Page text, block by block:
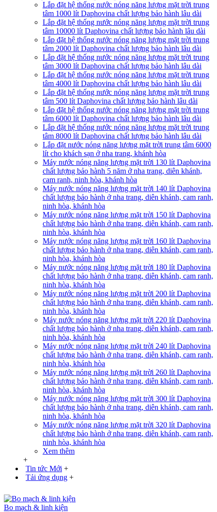
Lắp đặt hệ thống nước nóng năng lượng mặt trời trung
tâm 1000 lít Daphovina chất lượng bảo hành lâu dài
Lắp đặt hệ thống nước nóng năng lượng mặt trời trung
tâm 10000 lít Daphovina chất lượng bảo hành lâu dài
Lắp đặt hệ thống nước nóng năng lượng mặt trời trung
tâm 2000 lít Daphovina chất lượng bảo hành lâu dài
Lắp đặt hệ thống nước nóng năng lượng mặt trời trung
tâm 3000 lít Daphovina chất lượng bảo hành lâu dài
Lắp đặt hệ thống nước nóng năng lượng mặt trời trung
tâm 4000 lít Daphovina chất lượng bảo hành lâu dài
Lắp đặt hệ thống nước nóng năng lượng mặt trời trung
tâm 500 lít Daphovina chất lượng bảo hành lâu dài
Lắp đặt hệ thống nước nóng năng lượng mặt trời trung
tâm 6000 lít Daphovina chất lượng bảo hành lâu dài
Lắp đặt hệ thống nước nóng năng lượng mặt trời trung
tâm 8000 lít Daphovina chất lượng bảo hành lâu dài
Lắp đặt nước nóng năng lượng mặt trời trung tâm 6000
lít cho khách sạn ở nha trang, khánh hòa
Máy nước nóng năng lượng mặt trời 130 lít Daphovina
chất lượng bảo hành 5 năm ở nha trang, diên khánh,
cam ranh, ninh hòa, khánh hòa
Máy nước nóng năng lượng mặt trời 140 lít Daphovina
chất lượng bảo hành ở nha trang, diên khánh, cam ranh,
ninh hòa, khánh hòa
Máy nước nóng năng lượng mặt trời 150 lít Daphovina
chất lượng bảo hành ở nha trang, diên khánh, cam ranh,
ninh hòa, khánh hòa
Máy nước nóng năng lượng mặt trời 160 lít Daphovina
chất lượng bảo hành ở nha trang, diên khánh, cam ranh,
ninh hòa, khánh hòa
Máy nước nóng năng lượng mặt trời 180 lít Daphovina
chất lượng bảo hành ở nha trang, diên khánh, cam ranh,
ninh hòa, khánh hòa
Máy nước nóng năng lượng mặt trời 200 lít Daphovina
chất lượng bảo hành ở nha trang, diên khánh, cam ranh,
ninh hòa, khánh hòa
Máy nước nóng năng lượng mặt trời 220 lít Daphovina
chất lượng bảo hành ở nha trang, diên khánh, cam ranh,
ninh hòa, khánh hòa
Máy nước nóng năng lượng mặt trời 240 lít Daphovina
chất lượng bảo hành ở nha trang, diên khánh, cam ranh,
ninh hòa, khánh hòa
Máy nước nóng năng lượng mặt trời 260 lít Daphovina
chất lượng bảo hành ở nha trang, diên khánh, cam ranh,
ninh hòa, khánh hòa
Máy nước nóng năng lượng mặt trời 300 lít Daphovina
chất lượng bảo hành ở nha trang, diên khánh, cam ranh,
ninh hòa, khánh hòa
Máy nước nóng năng lượng mặt trời 320 lít Daphovina
chất lượng bảo hành ở nha trang, diên khánh, cam ranh,
ninh hòa, khánh hòa
Xem thêm
+
Tin tức Mới +
Tải ứng dụng +
Bo mạch & linh kiện